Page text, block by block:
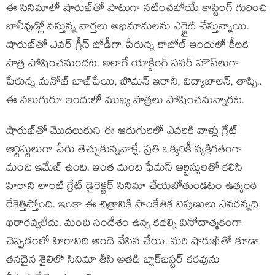
ఈ సినిమాలో షారుఖ్‌తో పాటుగా నటించబోయే కాస్టింగ్ గురించి
బాలీవుడ్లో వస్తున్న వార్తలు అభిమానులను ఎగ్జైట్ చేస్తున్నాయి.
షారుఖ్‌తో ఎవర్ గ్రీన్ జోడీగా పేరున్న కాజోల్ ఇందులో కీలక
పాత్ర పోషించనుందట. అలాగే యాక్టింగ్ పవర్ హౌస్‌లుగా
పేరున్న మనోజ్ బాజ్‌పేయి, బొమన్ ఇరానీ, విద్యాబాలన్, తాప్సి..
ఈ నలుగురూ ఇందులో ముఖ్య పాత్రలు పోషించనున్నారట.
షారుఖ్‌తో మొదలుకుని ఈ ఆరుగురిలో ఎవరికి వాళ్లు గ్రేట్
ఆర్టిస్టులుగా పేరు తెచ్చుకున్నవాళ్లే. ప్రతి ఒక్కరికీ వ్యక్తిగతంగా
మంచి ఇమేజ్ ఉంది. ఇంత మంది ఫేమస్ ఆర్టిస్లులతో కలిసి
హిరాని లాంటి గ్రేట్ డైరెక్టర్ సినిమా చేయబోతుండటం ఉత్కంఠ
రేకెత్తిస్తోంది. ఇంకా ఈ చిత్రానికి సాంకేతిక నిపుణులు ఎవరన్నది
ఖరారవ్వలేదు. మంచి సందేశం ఉన్న కథల్ని వినోదాత్మకంగా
చెప్పడంలో హిరానిది అందె వేసిన చేయి. మరి షారుఖ్‌తో కూడా
తనదైన శైలిలో సినిమా తీసి అతడి బ్లాక్‌బస్టర్ కరవును